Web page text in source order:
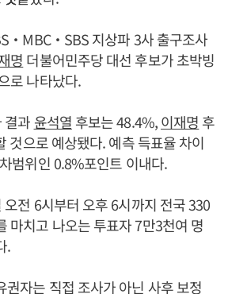
지상파 3사 출구조사
명 더불어민주당 대선 후보가 초박빙
로 나타났다.
결과 윤석열 후보는 48.4%,이재명 후
것으로 예상됐다. 예측 득표율 차이
범위인 0.8%포인트 이내다.
전 6시부터 오후 6시까지 전국 330
마치고 나오는 투표자 7만3천여 명
.
권자는 직접 조사가 아닌 사후 보정